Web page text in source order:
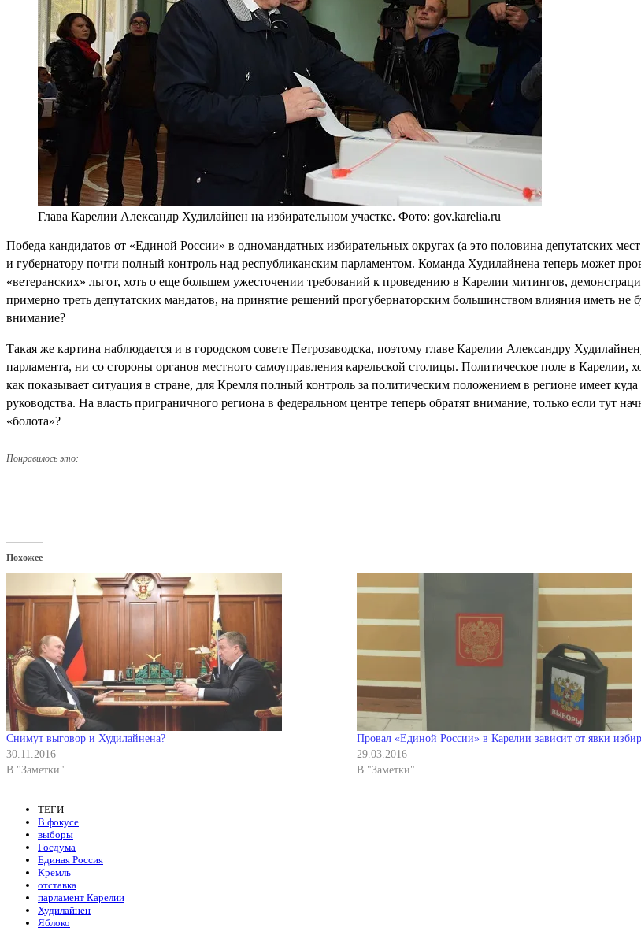
Глава Карелии Александр Худилайнен на избирательном участке. Фото: gov.karelia.ru
Победа кандидатов от «Единой России» в одномандатных избирательных округах (а это половина депутатских
и губернатору почти полный контроль над республиканским парламентом. Команда Худилайнена теперь может
«ветеранских» льгот, хоть о еще большем ужесточении требований к проведению в Карелии митингов,
примерно треть депутатских мандатов, на принятие решений прогубернаторским большинством влияния иметь не
внимание?
Такая же картина наблюдается и в городском совете Петрозаводска, поэтому главе Карелии Александру
парламента, ни со стороны органов местного самоуправления карельской столицы. Политическое поле в Карелии,
как показывает ситуация в стране, для Кремля полный контроль за политическим положением в регионе имеет
руководства. На власть приграничного региона в федеральном центре теперь обратят внимание, только если тут
«болота»?
Понравилось это:
Похожее
Снимут выговор и Худилайнена?
30.11.2016
В "Заметки"
Провал «Единой России» в Карелии зависит от явки
29.03.2016
В "Заметки"
ТЕГИ
В фокусе
выборы
Госдума
Единая Россия
Кремль
отставка
парламент Карелии
Худилайнен
Яблоко